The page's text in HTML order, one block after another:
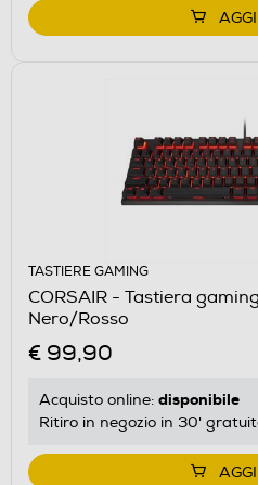
TASTIERE GAMING
CORSAIR - Tastiera
Nero/Rosso
€ 99,90
Acquisto online: disponibile
Ritiro in negozio in 30'